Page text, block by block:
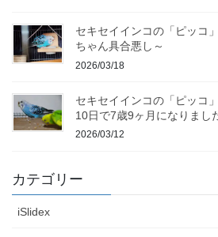
セキセイインコの「ピッコ
ちゃん具合悪し～
2026/03/18
セキセイインコの「ピッコ
10日で7歳9ヶ月になりまし
2026/03/12
カテゴリー
iSlidex